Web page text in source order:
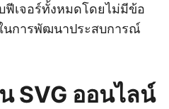
เจอร์ทั้งหมดโดยไม่มีข้อ
นการพัฒนาประสบการณ์
SVG ออนไลน์